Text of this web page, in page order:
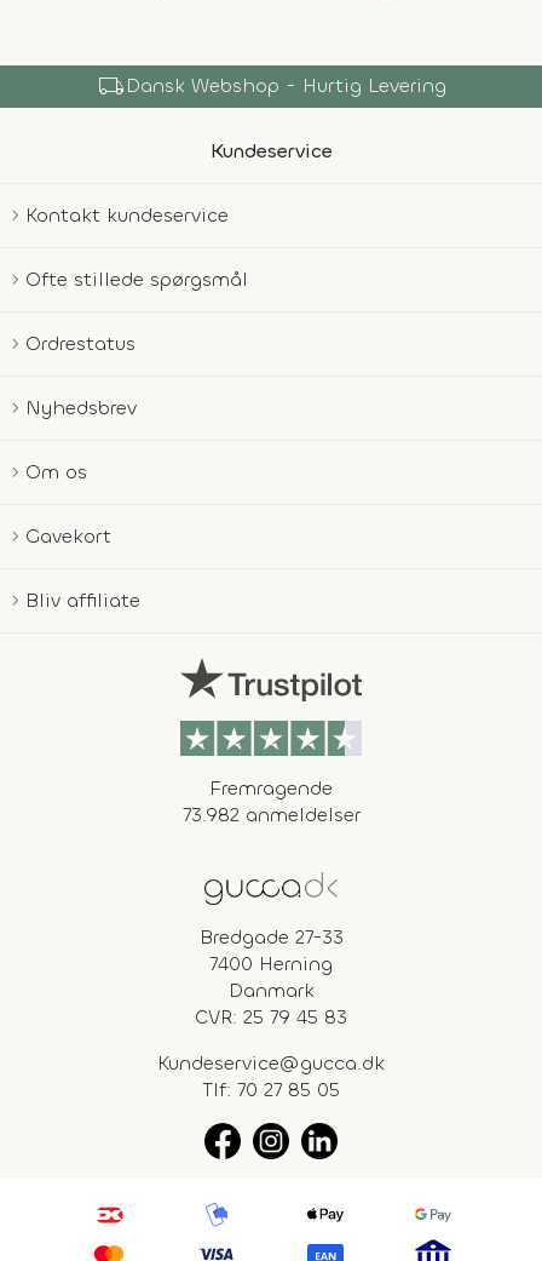
local_shippingDansk Webshop - Hurtig Levering
Kundeservice
Kontakt kundeservice
Ofte stillede spørgsmål
Ordrestatus
Nyhedsbrev
Om os
Gavekort
Bliv affiliate
Fremragende
73.982 anmeldelser
Bredgade 27-33
7400 Herning
Danmark
CVR: 25 79 45 83
Kundeservice@gucca.dk
Tlf: 70 27 85 05